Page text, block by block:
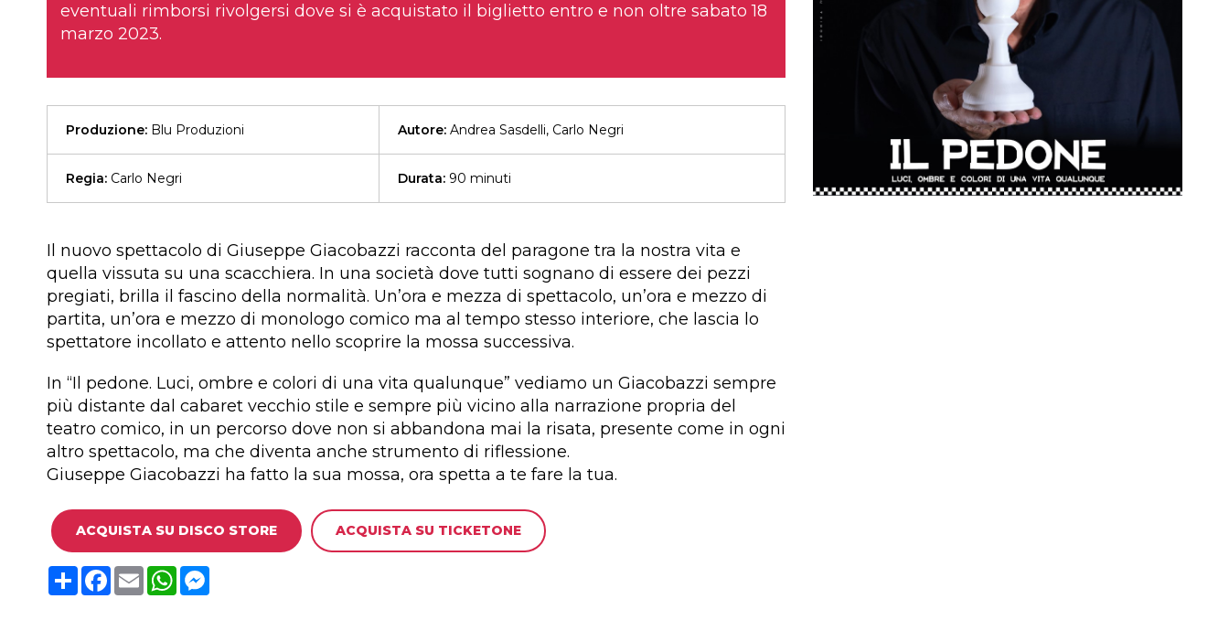
eventuali rimborsi rivolgersi dove si è acquistato il biglietto entro e non oltre sabato 18
marzo 2023.
Produzione: Blu Produzioni Autore: Andrea Sasdelli, Carlo Negri
Regia: Carlo Negri Durata: 90 minuti
Il nuovo spettacolo di Giuseppe Giacobazzi racconta del paragone tra la nostra vita e
quella vissuta su una scacchiera. In una società dove tutti sognano di essere dei pezzi
pregiati, brilla il fascino della normalità. Un’ora e mezza di spettacolo, un’ora e mezzo di
partita, un’ora e mezzo di monologo comico ma al tempo stesso interiore, che lascia lo
spettatore incollato e attento nello scoprire la mossa successiva.
In “Il pedone. Luci, ombre e colori di una vita qualunque” vediamo un Giacobazzi sempre
più distante dal cabaret vecchio stile e sempre più vicino alla narrazione propria del
teatro comico, in un percorso dove non si abbandona mai la risata, presente come in ogni
altro spettacolo, ma che diventa anche strumento di riflessione.
Giuseppe Giacobazzi ha fatto la sua mossa, ora spetta a te fare la tua.
ACQUISTA SU DISCO STORE ACQUISTA SU TICKETONE
C
o
F
E
m
W